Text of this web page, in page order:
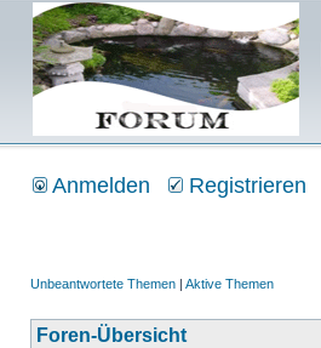
Anmelden Registrieren
Unbeantwortete Themen | Aktive Themen
Foren-Übersicht